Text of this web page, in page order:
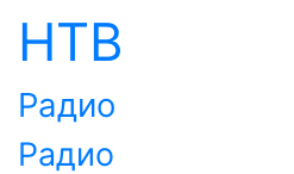
НТВ
Радио
Радио